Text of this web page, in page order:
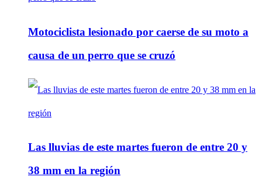
Motociclista lesionado por caerse de su moto a
causa de un perro que se cruzó
Las lluvias de este martes fueron de entre 20 y
38 mm en la región